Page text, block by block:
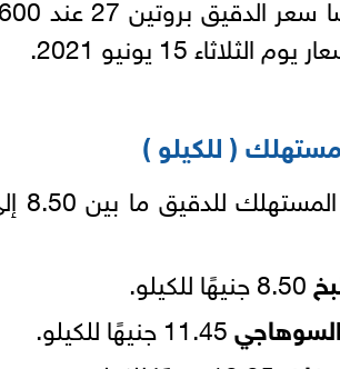
15 يونيو 2021.
( للكيلو )
8.50 جنيهًا للكيلو.
11.45 جنيهًا للكيلو.